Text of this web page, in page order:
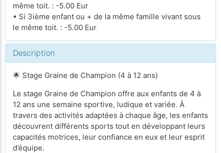
même toit. : -5.00 Eur
• Si 3ième enfant ou + de la même famille vivant sous
le même toit. : -5.00 Eur
Description
🌟 Stage Graine de Champion (4 à 12 ans)
Le stage Graine de Champion offre aux enfants de 4 à
12 ans une semaine sportive, ludique et variée. À
travers des activités adaptées à chaque âge, les enfants
découvrent différents sports tout en développant leurs
capacités motrices, leur confiance en eux et leur esprit
d’équipe.